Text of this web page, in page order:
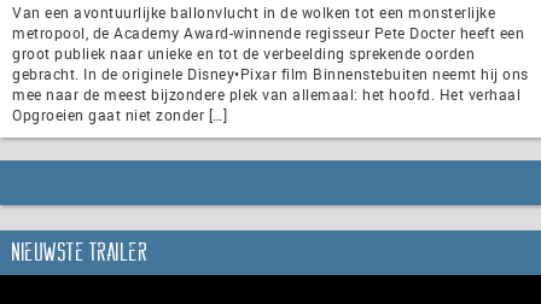
Van een avontuurlijke ballonvlucht in de wolken tot een monsterlijke
metropool, de Academy Award-winnende regisseur Pete Docter heeft een
groot publiek naar unieke en tot de verbeelding sprekende oorden
gebracht. In de originele Disney•Pixar film Binnenstebuiten neemt hij ons
mee naar de meest bijzondere plek van allemaal: het hoofd. Het verhaal
Opgroeien gaat niet zonder […]
Nieuwste trailer